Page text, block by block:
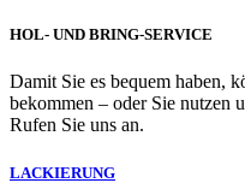
HOL- UND BRING-SERVICE
Damit Sie es bequem haben,
bekommen – oder Sie nutzen
Rufen Sie uns an.
LACKIERUNG